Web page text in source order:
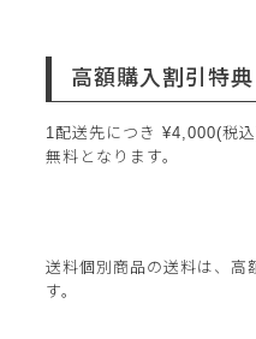
高額購入割引特典
1配送先につき ¥4,000(税
無料となります。
送料個別商品の送料は、高
す。